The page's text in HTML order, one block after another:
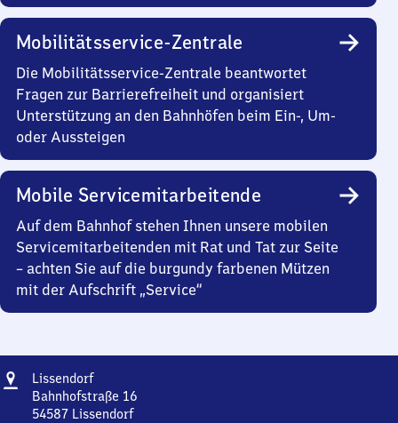
Mobilitätsservice-Zentrale
Die Mobilitätsservice-Zentrale beantwortet
Fragen zur Barrierefreiheit und organisiert
Unterstützung an den Bahnhöfen beim Ein-, Um-
oder Aussteigen
Mobile Servicemitarbeitende
Auf dem Bahnhof stehen Ihnen unsere mobilen
Servicemitarbeitenden mit Rat und Tat zur Seite
– achten Sie auf die burgundy farbenen Mützen
mit der Aufschrift „Service“
Adresse
LissendorfLissendorf
Bahnhofstraße 16
54587 Lissendorf